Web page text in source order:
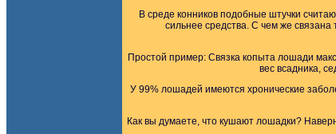
В среде конников подобные штучки
сильнее средства. С чем же
Простой пример: Связка копыта лошади
вес всадника,
У 99% лошадей имеются хронические
Как вы думаете, что кушают лошадки?